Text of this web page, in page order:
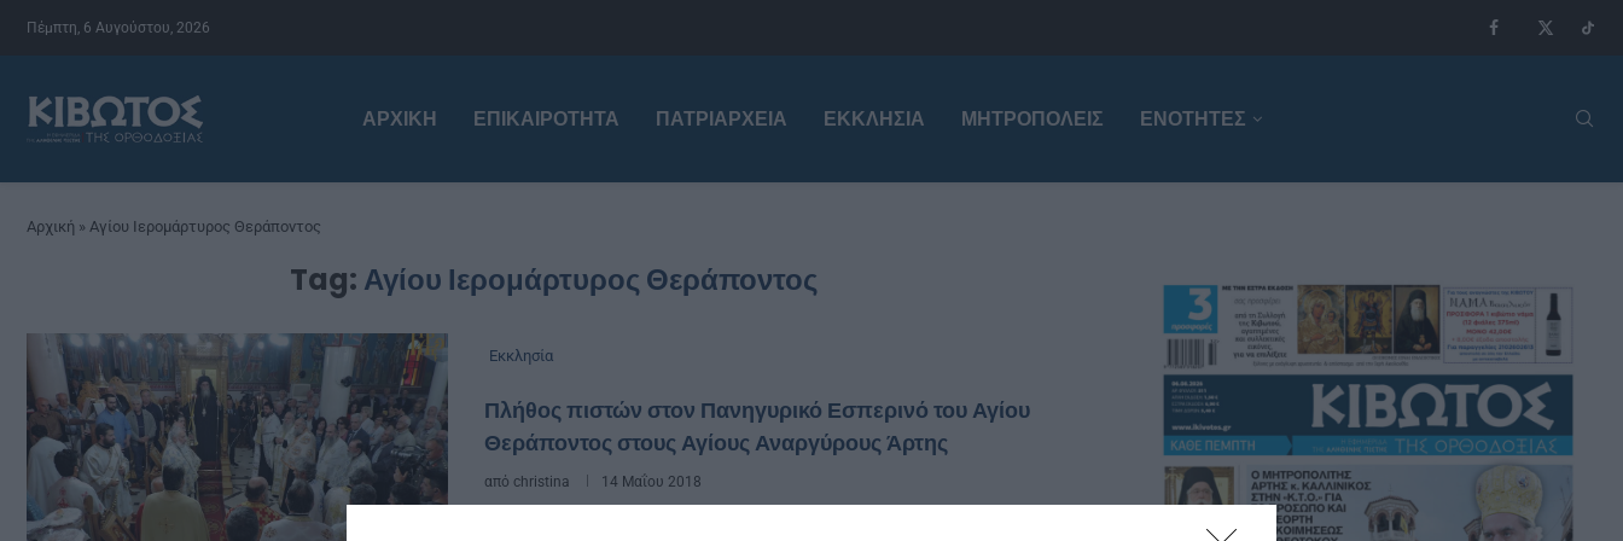
Πέμπτη, 6 Αυγούστου, 2026
ΑΡΧΙΚΉ ΕΠΙΚΑΙΡΌΤΗΤΑ ΠΑΤΡΙΑΡΧΕΊΑ ΕΚΚΛΗΣΊΑ ΜΗΤΡΟΠΌΛΕΙΣ ΕΝΟΤΗΤΕΣ
Αρχική » Αγίου Ιερομάρτυρος Θεράποντος
Tag: Αγίου Ιερομάρτυρος Θεράποντος
Εκκλησία
Πλήθος πιστών στον Πανηγυρικό Εσπερινό του Αγίου
Θεράποντος στους Αγίους Αναργύρους Άρτης
από christina 14 Μαΐου 2018